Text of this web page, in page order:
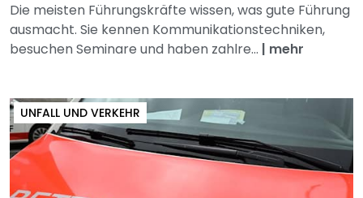
Die meisten Führungskräfte wissen, was gute Führung
ausmacht. Sie kennen Kommunikationstechniken,
besuchen Seminare und haben zahlre... | mehr
UNFALL UND VERKEHR